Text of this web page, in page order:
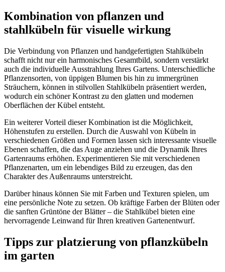
Kombination von pflanzen und
stahlkübeln für visuelle wirkung
Die Verbindung von Pflanzen und handgefertigten Stahlkübeln
schafft nicht nur ein harmonisches Gesamtbild, sondern verstärkt
auch die individuelle Ausstrahlung Ihres Gartens. Unterschiedliche
Pflanzensorten, von üppigen Blumen bis hin zu immergrünen
Sträuchern, können in stilvollen Stahlkübeln präsentiert werden,
wodurch ein schöner Kontrast zu den glatten und modernen
Oberflächen der Kübel entsteht.
Ein weiterer Vorteil dieser Kombination ist die Möglichkeit,
Höhenstufen zu erstellen. Durch die Auswahl von Kübeln in
verschiedenen Größen und Formen lassen sich interessante visuelle
Ebenen schaffen, die das Auge anziehen und die Dynamik Ihres
Gartenraums erhöhen. Experimentieren Sie mit verschiedenen
Pflanzenarten, um ein lebendiges Bild zu erzeugen, das den
Charakter des Außenraums unterstreicht.
Darüber hinaus können Sie mit Farben und Texturen spielen, um
eine persönliche Note zu setzen. Ob kräftige Farben der Blüten oder
die sanften Grüntöne der Blätter – die Stahlkübel bieten eine
hervorragende Leinwand für Ihren kreativen Gartenentwurf.
Tipps zur platzierung von pflanzkübeln
im garten